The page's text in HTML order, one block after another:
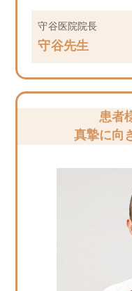
守谷医院院長
守谷先生
患者
真摯に向